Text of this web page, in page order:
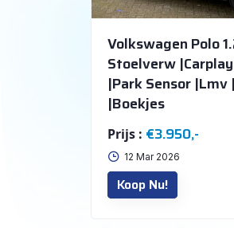
Volkswagen Polo
Stoelverw
|Park Sensor |Lmv
|Boekjes
Prijs : €3.950,-
12 Mar 2026
Koop Nu!